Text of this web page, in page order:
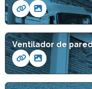
Ventilador de